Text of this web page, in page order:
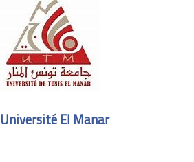
Université El Manar